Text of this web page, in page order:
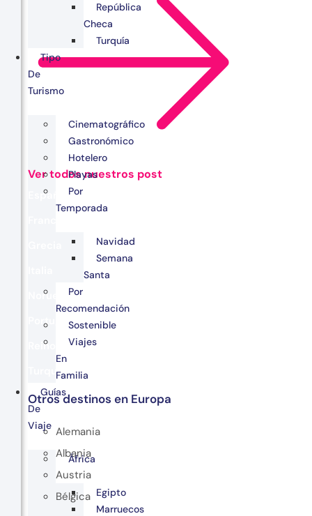
Ver todos nuestros post
España
Noruega
Portugal
Reino Unido
Turquía
Otros destinos en Europa
Alemania
Albania
Austria
Bélgica
República
Checa
Turquía
Tipo
De
Turismo
Cinematográfico
Gastronómico
Hotelero
Playas
Por
Temporada
Navidad
Semana
Santa
Por
Recomendación
Sostenible
Viajes
En
Familia
Guías
De
Viaje
África
Egipto
Marruecos